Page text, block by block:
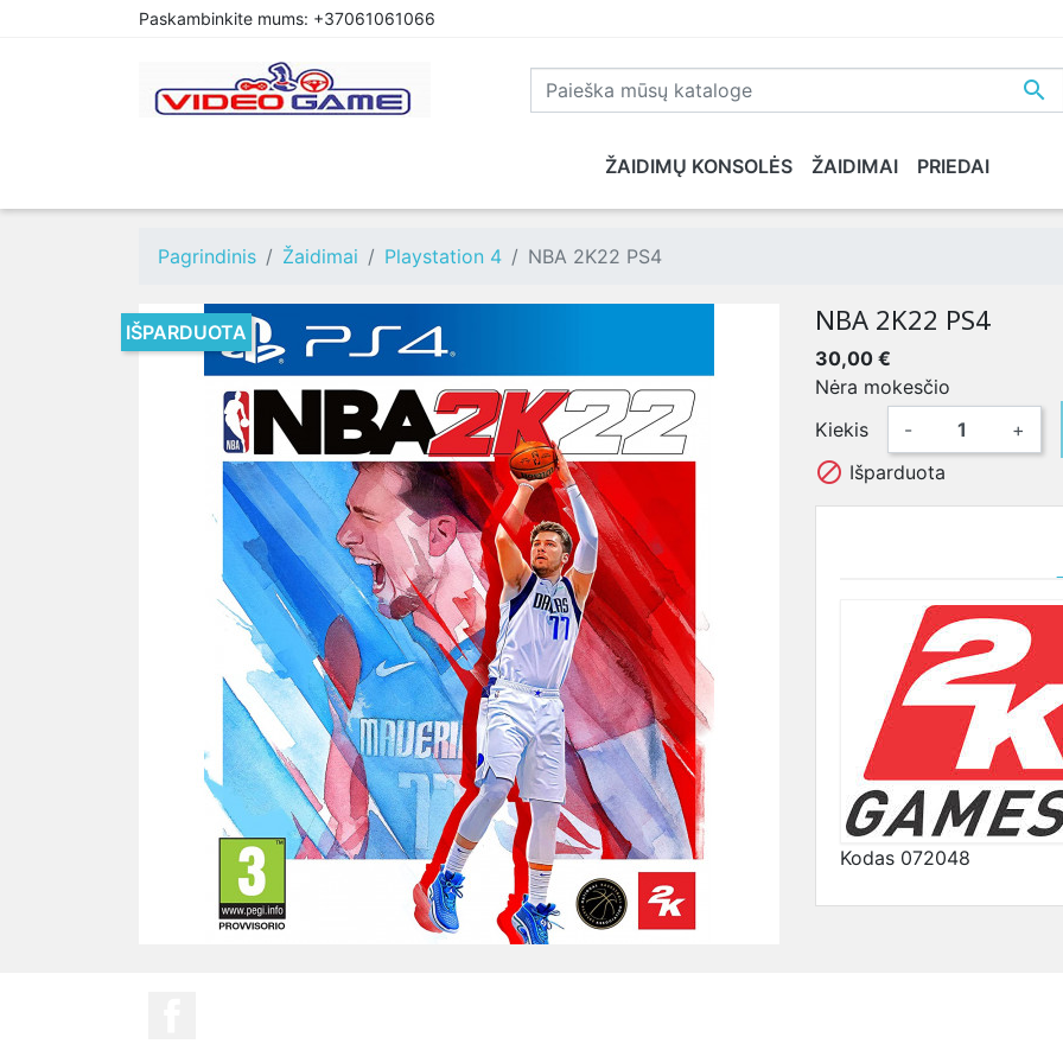
Paskambinkite mums: +37061061066

ŽAIDIMŲ KONSOLĖS ŽAIDIMAI
PREORDER PLAYSTATION 4 XBOX ONE PLAYSTATION 5 XBOX SERIES X NINTENDO
PRIEDAI
Pagrindinis Žaidimai Playstation 4 NBA 2K22 PS4
IŠPARDUOTA NBA 2K22 PS4
30,00 €
Nėra mokesčio
Kiekis
- +
 Išparduota
Kodas 072048